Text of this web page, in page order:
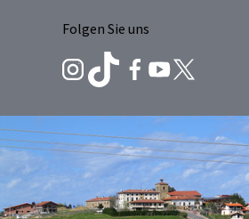
Folgen Sie uns